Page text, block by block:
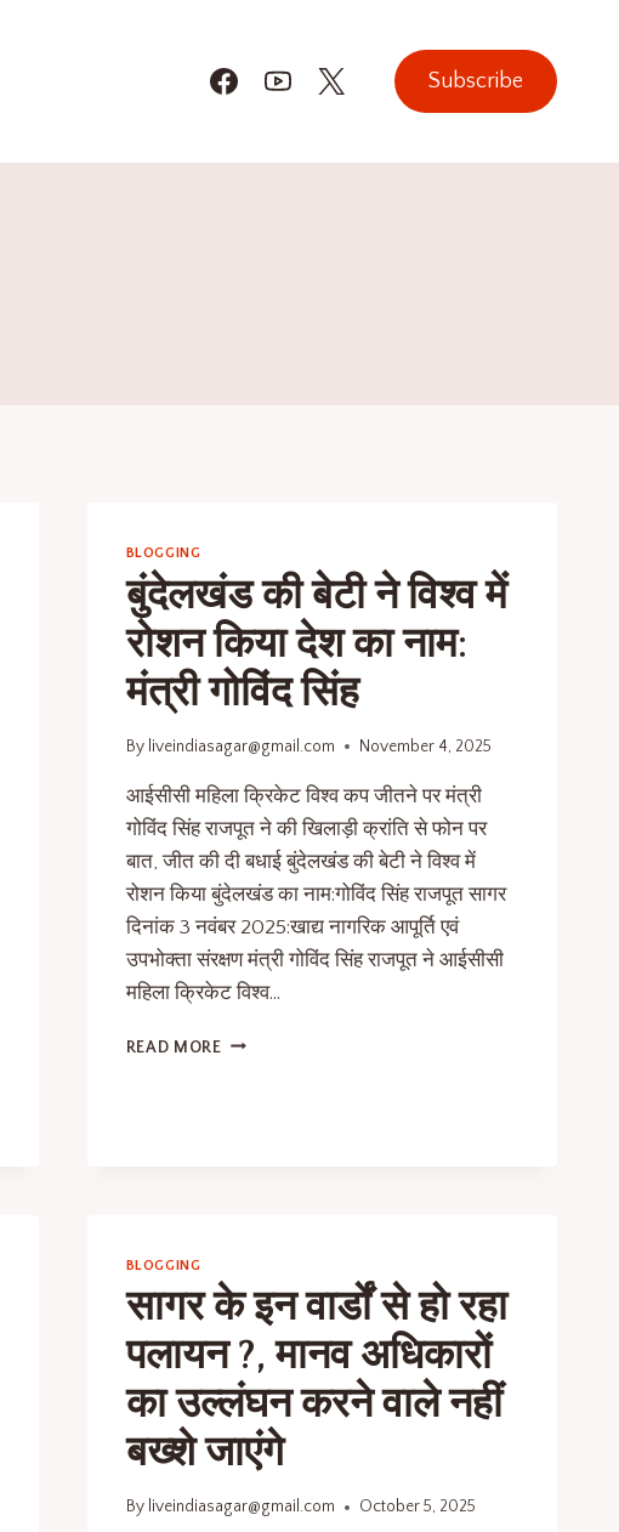
Subscribe
BLOGGING
बुंदेलखंड की बेटी ने विश्व में
रोशन किया देश का नाम:
मंत्री गोविंद सिंह
By liveindiasagar@gmail.com November 4, 2025
आईसीसी महिला क्रिकेट विश्व कप जीतने पर मंत्री
गोविंद सिंह राजपूत ने की खिलाड़ी क्रांति से फोन पर
बात, जीत की दी बधाई बुंदेलखंड की बेटी ने विश्व में
रोशन किया बुंदेलखंड का नाम:गोविंद सिंह राजपूत सागर
दिनांक 3 नवंबर 2025:खाद्य नागरिक आपूर्ति एवं
उपभोक्ता संरक्षण मंत्री गोविंद सिंह राजपूत ने आईसीसी
महिला क्रिकेट विश्व…
READ MORE
BLOGGING
सागर के इन वार्डों से हो रहा
पलायन ?, मानव अधिकारों
का उल्लंघन करने वाले नहीं
बख्शे जाएंगे
By liveindiasagar@gmail.com October 5, 2025